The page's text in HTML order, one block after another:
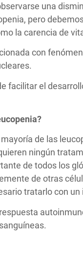
una
pero
la carencia de
con
facilitar el
de las
ningún
de todos los
de otras
tratarlo con